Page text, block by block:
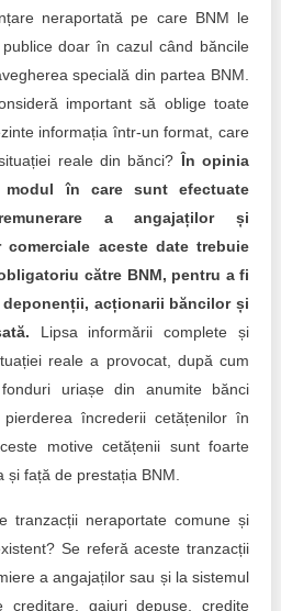
neraportată pe care BNM le
doar în cazul când băncile
specială din partea BNM.
important să oblige toate
informația într-un format, care
reale din bănci? În opinia
modul în care sunt efectuate
a angajaților și
aceste date trebuie
către BNM, pentru a fi
acționarii băncilor și
Lipsa informării complete și
reale a provocat, după cum
uriașe din anumite bănci
încrederii cetățenilor în
motive cetățenii sunt foarte
față de prestația BNM.
tranzacții neraportate comune și
Se referă aceste tranzacții
a angajaților sau și la sistemul
creditare, gajuri depuse, credite